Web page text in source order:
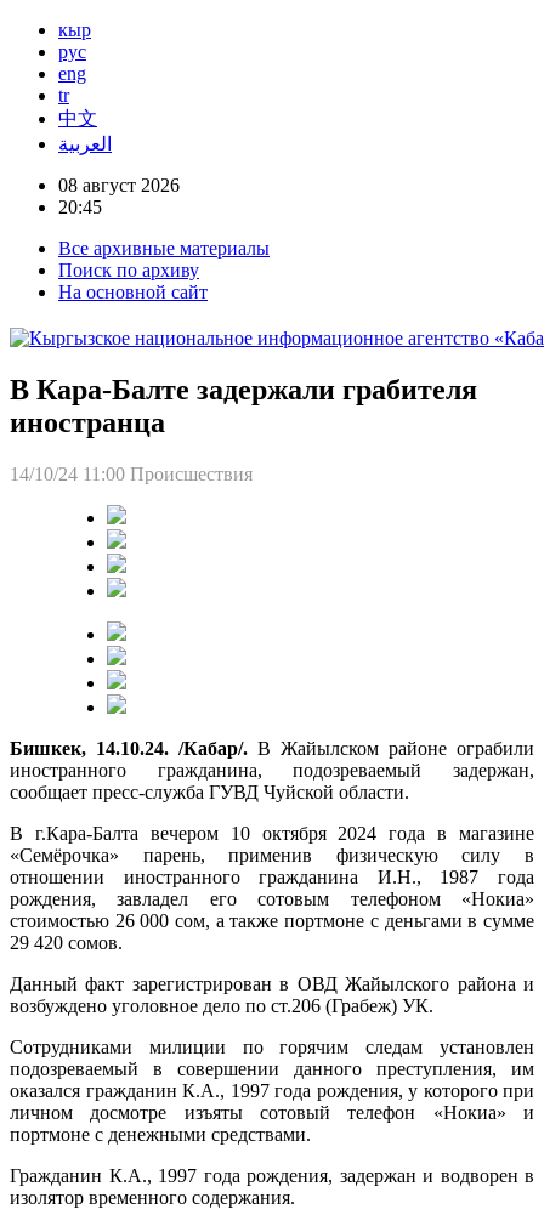
кыр
рус
eng
tr
中文
العربية
08 август 2026
20:45
Все архивные материалы
Поиск по архиву
На основной сайт
В Кара-Балте задержали грабителя
иностранца
14/10/24 11:00 Происшествия
Бишкек, 14.10.24. /Кабар/. В Жайылском районе ограбили
иностранного гражданина, подозреваемый задержан,
сообщает пресс-служба ГУВД Чуйской области.
В г.Кара-Балта вечером 10 октября 2024 года в магазине
«Семёрочка» парень, применив физическую силу в
отношении иностранного гражданина И.Н., 1987 года
рождения, завладел его сотовым телефоном «Нокиа»
стоимостью 26 000 сом, а также портмоне с деньгами в сумме
29 420 сомов.
Данный факт зарегистрирован в ОВД Жайылского района и
возбуждено уголовное дело по ст.206 (Грабеж) УК.
Сотрудниками милиции по горячим следам установлен
подозреваемый в совершении данного преступления, им
оказался гражданин К.А., 1997 года рождения, у которого при
личном досмотре изъяты сотовый телефон «Нокиа» и
портмоне с денежными средствами.
Гражданин К.А., 1997 года рождения, задержан и водворен в
изолятор временного содержания.